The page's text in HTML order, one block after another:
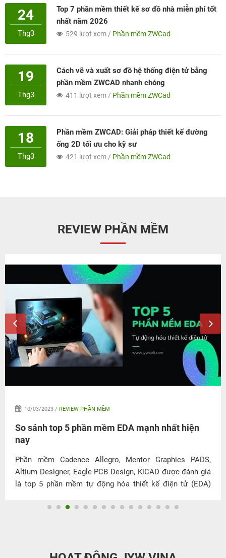
24
Thg3
Top 7 phần mềm thiết kế sơ đồ nhà miễn phí tốt
nhất năm 2026
529 lượt xem / Phần mềm ZWCad
19
Thg3
Cách vẽ và xuất sơ đồ hệ thống điện tử bằng
phần mềm ZWCAD nhanh chóng
411 lượt xem / Phần mềm ZWCad
18
Thg3
Phần mềm ZWCAD: Giải pháp thiết kế đường
ống 2D tối ưu cho kỹ sư
421 lượt xem / Phần mềm ZWCad
REVIEW PHẦN MỀM
10/03/2023 / REVIEW PHẦN MỀM
So sánh top 5 phần mềm EDA mạnh nhất hiện
nay
Phần mềm Cadence Allegro, Mentor Graphics PADS,
Altium Designer, Eagle PCB Design, KiCAD được đánh giá
là top 5 phần mềm tự động hóa thiết kế điện tử (EDA)
của những phần mềm này là gì? Đâu là phần mềm EDA